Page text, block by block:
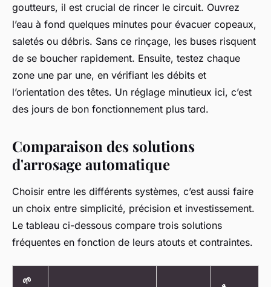
goutteurs, il est crucial de rincer le circuit. Ouvrez
l’eau à fond quelques minutes pour évacuer copeaux,
saletés ou débris. Sans ce rinçage, les buses risquent
de se boucher rapidement. Ensuite, testez chaque
zone une par une, en vérifiant les débits et
l’orientation des têtes. Un réglage minutieux ici, c’est
des jours de bon fonctionnement plus tard.
Comparaison des solutions
d'arrosage automatique
Choisir entre les différents systèmes, c’est aussi faire
un choix entre simplicité, précision et investissement.
Le tableau ci-dessous compare trois solutions
fréquentes en fonction de leurs atouts et contraintes.
🌱